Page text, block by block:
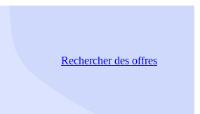
Rechercherdes offres